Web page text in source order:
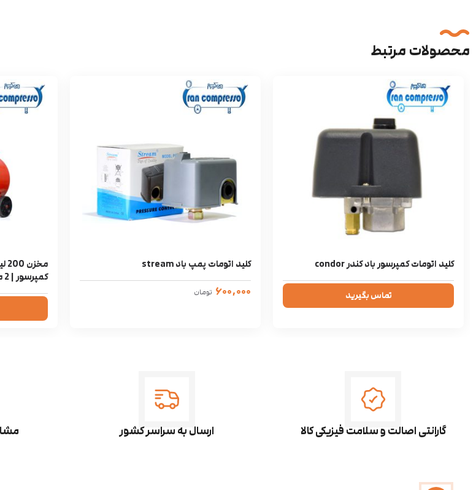
محصولات مرتبط
کلید اتومات کمپرسور باد کندر condor
تماس بگیرید
کلید اتومات پمپ باد stream
۶۰۰,۰۰۰ تومان
کمپرسور | 2 موتور
گارانتی اصالت و سلامت فیزیکی کالا ارسال به سراسر کشور